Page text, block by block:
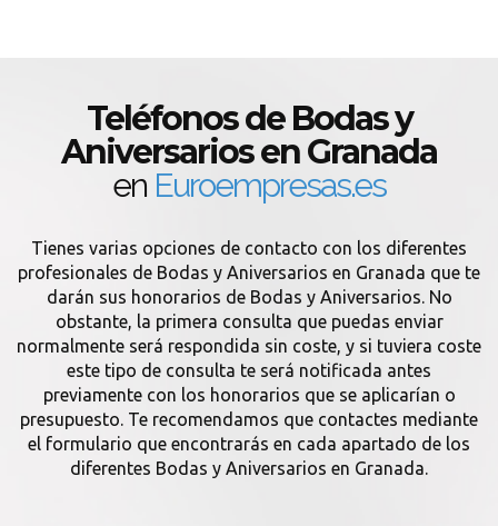
Teléfonos de Bodas y
Aniversarios en Granada
en Euroempresas.es
Tienes varias opciones de contacto con los diferentes
profesionales de Bodas y Aniversarios en Granada que te
darán sus honorarios de Bodas y Aniversarios. No
obstante, la primera consulta que puedas enviar
normalmente será respondida sin coste, y si tuviera coste
este tipo de consulta te será notificada antes
previamente con los honorarios que se aplicarían o
presupuesto. Te recomendamos que contactes mediante
el formulario que encontrarás en cada apartado de los
diferentes Bodas y Aniversarios en Granada.